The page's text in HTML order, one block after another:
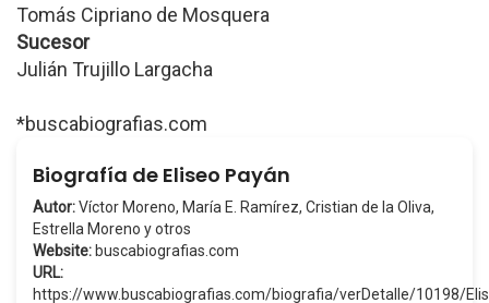
Tomás Cipriano de Mosquera
Sucesor
Julián Trujillo Largacha
*buscabiografias.com
Biografía de Eliseo Payán
Autor:Víctor Moreno, María E. Ramírez, Cristian de la Oliva,
Estrella Moreno y otros
Website: buscabiografias.com
URL:
https://www.buscabiografias.com/biografia/verDetalle/10198/